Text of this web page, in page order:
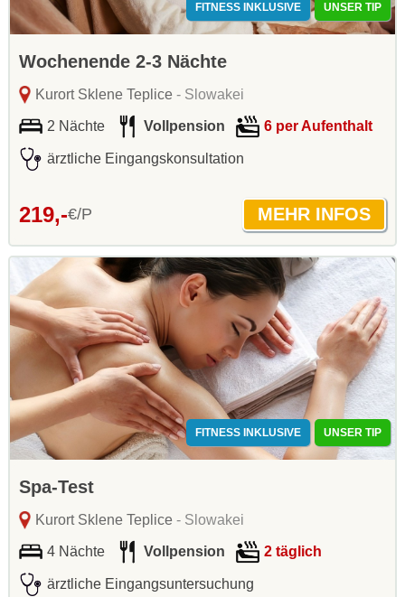
FITNESS INKLUSIVE UNSER TIP
Wochenende 2-3 Nächte
Kurort Sklene Teplice- Slowakei
2 Nächte Vollpension 6 per Aufenthalt
ärztliche Eingangskonsultation
219,-€/P
FITNESS INKLUSIVE UNSER TIP
Spa-Test
Kurort Sklene Teplice- Slowakei
4 Nächte Vollpension 2 täglich
ärztliche Eingangsuntersuchung